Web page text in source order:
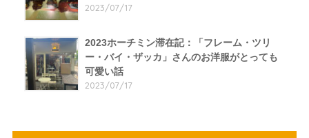
2023/07/17
2023ホーチミン滞在記：「フレーム・ツリ
ー・バイ・ザッカ」さんのお洋服がとっても
可愛い話
2023/07/17